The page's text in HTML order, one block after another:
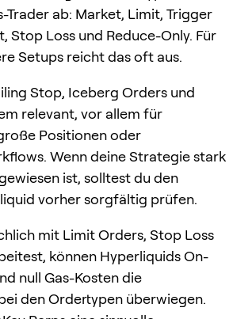
Trader ab: Market, Limit, Trigger
Stop Loss und Reduce-Only. Für
Setups reicht das oft aus.
Stop, Iceberg Orders und
relevant, vor allem für
Positionen oder
Wenn deine Strategie stark
ist, solltest du den
vorher sorgfältig prüfen.
mit Limit Orders, Stop Loss
können Hyperliquids On-
null Gas-Kosten die
den Ordertypen überwiegen.